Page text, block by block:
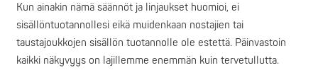
Kun ainakin nämä säännöt ja linjaukset huomioi, ei
sisällöntuotannollesi eikä muidenkaan nostajien tai
taustajoukkojen sisällön tuotannolle ole estettä. Päinvastoin
kaikki näkyvyys on lajillemme enemmän kuin tervetullutta.